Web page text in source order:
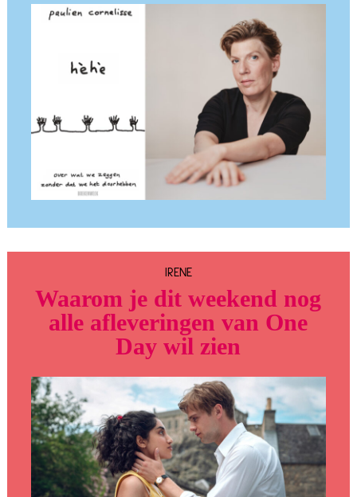
IRENE
Waarom je dit weekend nog
alle afleveringen van One
Day wil zien